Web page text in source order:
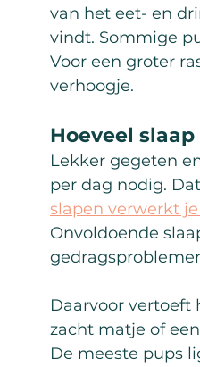
van het eet- en
vindt. Sommige
Voor een groter
verhoogje.
Hoeveel
Lekker gegeten
per dag nodig.
slapen verwerkt
Onvoldoende
Daarvoor vertoeft
zacht matje of
De meeste pups